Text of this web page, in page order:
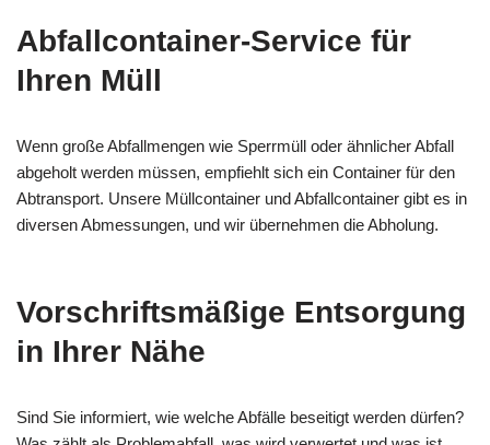
Abfallcontainer-Service für
Ihren Müll
Wenn große Abfallmengen wie Sperrmüll oder ähnlicher Abfall
abgeholt werden müssen, empfiehlt sich ein Container für den
Abtransport. Unsere Müllcontainer und Abfallcontainer gibt es in
diversen Abmessungen, und wir übernehmen die Abholung.
Vorschriftsmäßige Entsorgung
in Ihrer Nähe
Sind Sie informiert, wie welche Abfälle beseitigt werden dürfen?